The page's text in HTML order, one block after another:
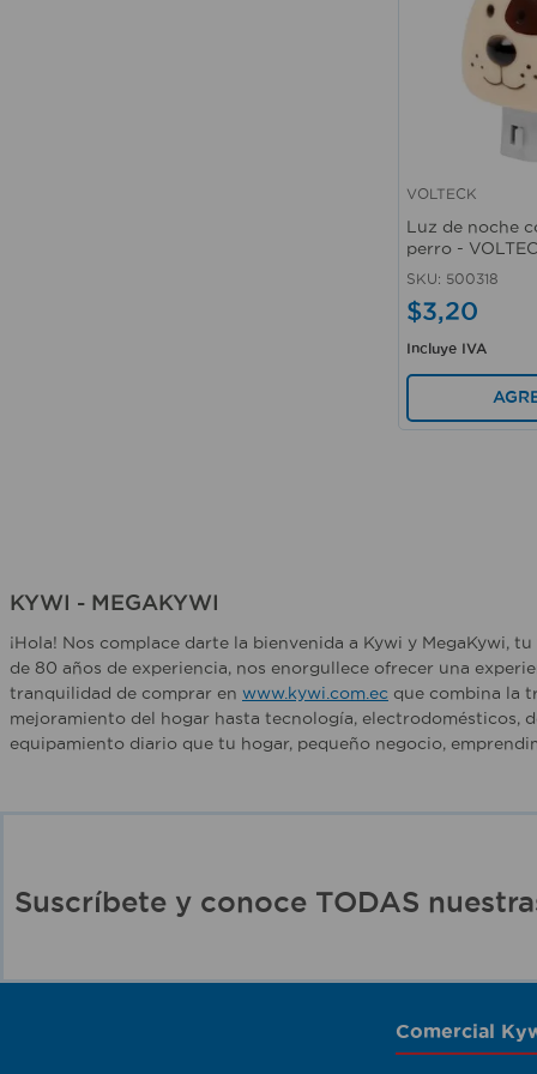
VOLTECK
Luz de noche
perro -
SKU: 500318
$3,20
Incluye IVA
KYWI - MEGAKYWI
¡Hola! Nos complace darte la bienvenida a Kywi y
de 80 años de experiencia, nos enorgullece ofrecer una
tranquilidad de comprar en www.kywi.com.ec que combina la
mejoramiento del hogar hasta tecnología, electrodomésticos,
equipamiento diario que tu hogar, pequeño negocio,
Suscríbete y conoce TODAS
Comercial